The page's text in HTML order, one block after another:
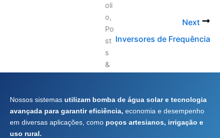
Next
Inversores de Frequência
Nossos sistemas utilizam bomba de água solar e tecnologia
avançada para garantir eficiência, economia e desempenho
em diversas aplicações, como poços artesianos, irrigação e
uso rural.